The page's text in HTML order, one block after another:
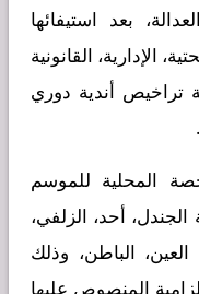
بعد استيفائها
الإدارية، القانونية
تراخيص أندية دوري
المحلية للموسم
2025-2026 لأندية الجندل، أحد، الزلفي،
العين، الباطن، وذلك
المنصوص عليها